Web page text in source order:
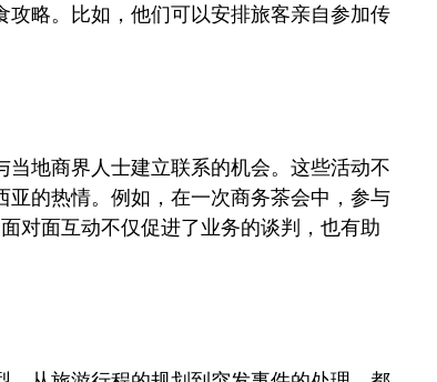
略。比如，他们可以安排旅客亲自参加传
地商界人士建立联系的机会。这些活动不
的热情。例如，在一次商务茶会中，参与
对面互动不仅促进了业务的谈判，也有助